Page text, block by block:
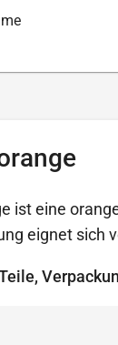
ist eine
eignet sich